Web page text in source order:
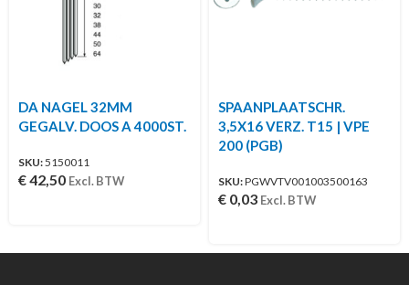
DA NAGEL 32MM
GEGALV. DOOS A 4000ST.
SKU:5150011
€42,50 Excl. BTW
SPAANPLAATSCHR.
3,5X16 VERZ. T15 | VPE
200 (PGB)
SKU:PGWVTV001003500163
€ 0,03 Excl. BTW